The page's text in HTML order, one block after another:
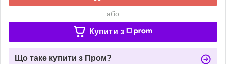
або
Купити з
Що таке купити з Пром?